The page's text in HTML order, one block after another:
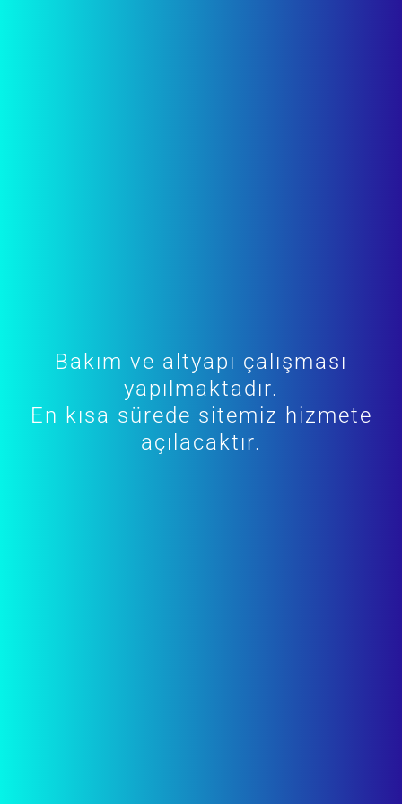
Bakım ve altyapı çalışması
yapılmaktadır.
En kısa sürede sitemiz hizmete
açılacaktır.